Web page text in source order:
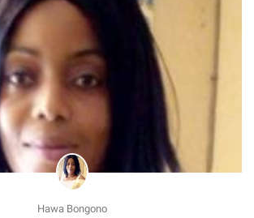
Hawa Bongono